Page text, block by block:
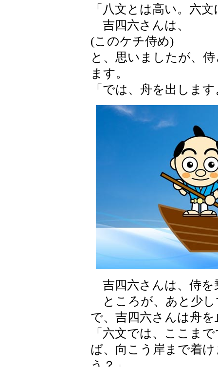
「八文とは高い。六
吉四六さんは、
(このケチ侍め)
と、思いましたが、
ます。
「では、舟を出しま
吉四六さんは、侍を
ところが、あと少し
で、吉四六さんは舟
「六文では、ここま
ば、向こう岸まで着